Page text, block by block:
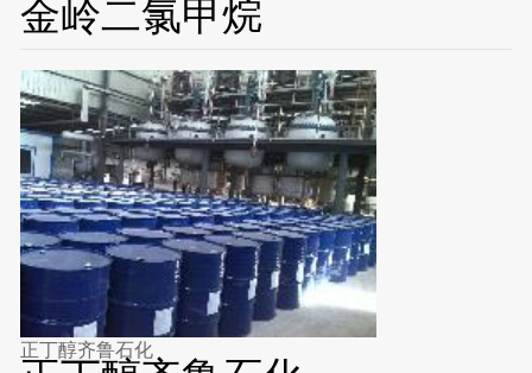
金岭二氯甲烷
正丁醇齐鲁石化